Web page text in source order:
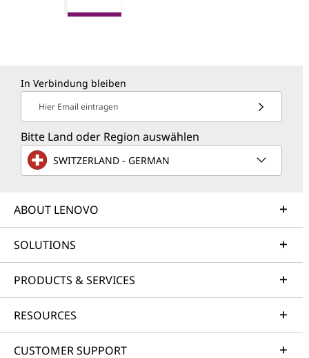
In Verbindung bleiben
Hier Email eintragen
Bitte Land oder Region auswählen
SWITZERLAND - GERMAN
ABOUT LENOVO
SOLUTIONS
PRODUCTS & SERVICES
RESOURCES
CUSTOMER SUPPORT